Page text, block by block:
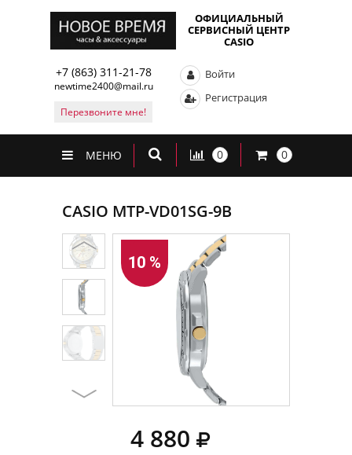
ОФИЦИАЛЬНЫЙ
СЕРВИСНЫЙ ЦЕНТР
CASIO
+7 (863) 311-21-78
newtime2400@mail.ru
Перезвоните мне!
Войти
Регистрация
МЕНЮ 0 0
CASIO MTP-VD01SG-9B
10 %
4 880